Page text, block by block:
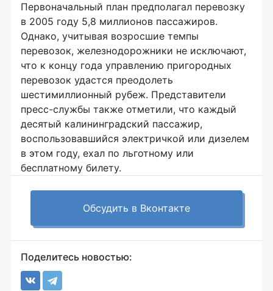
Первоначальный план предполагал перевозку
в 2005 году 5,8 миллионов пассажиров.
Однако, учитывая возросшие темпы
перевозок, железнодорожники не исключают,
что к концу года управлению пригородных
перевозок удастся преодолеть
шестимиллионный рубеж. Представители
пресс-службы также отметили, что каждый
десятый калининградский пассажир,
воспользовавшийся электричкой или дизелем
в этом году, ехал по льготному или
бесплатному билету.
Обсудить в Вконтакте
Поделитесь новостью: